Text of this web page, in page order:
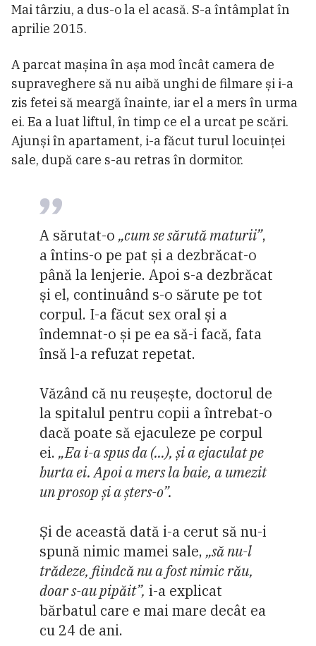
Mai târziu, a dus-o la el acasă. S-a întâmplat în
aprilie 2015.
A parcat mașina în așa mod încât camera de
supraveghere să nu aibă unghi de filmare și i-a
zis fetei să meargă înainte, iar el a mers în urma
ei. Ea a luat liftul, în timp ce el a urcat pe scări.
Ajunși în apartament, i-a făcut turul locuinței
sale, după care s-au retras în dormitor.
A sărutat-o „cum se sărută maturii”,
a întins-o pe pat și a dezbrăcat-o
până la lenjerie. Apoi s-a dezbrăcat
și el, continuând s-o sărute pe tot
corpul. I-a făcut sex oral și a
îndemnat-o și pe ea să-i facă, fata
însă l-a refuzat repetat.
Văzând că nu reușește, doctorul de
la spitalul pentru copii a întrebat-o
dacă poate să ejaculeze pe corpul
ei. „Ea i-a spus da (…), și a ejaculat pe
burta ei. Apoi a mers la baie, a umezit
un prosop și a șters-o”.
Și de această dată i-a cerut să nu-i
spună nimic mamei sale, „să nu-l
trădeze, fiindcă nu a fost nimic rău,
doar s-au pipăit”, i-a explicat
bărbatul care e mai mare decât ea
cu 24 de ani.